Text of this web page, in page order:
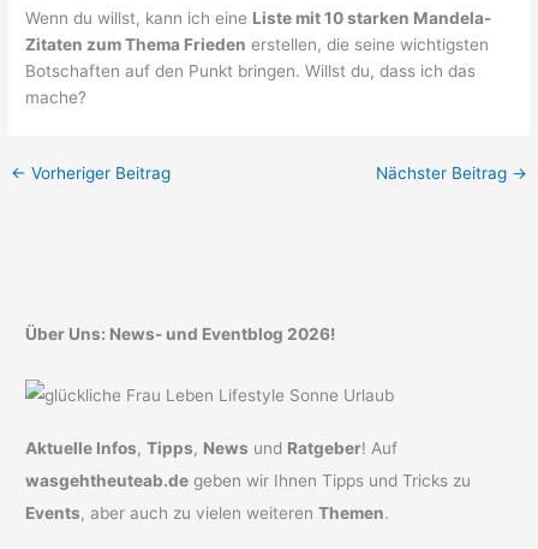
Wenn du willst, kann ich eine Liste mit 10 starken Mandela-
Zitaten zum Thema Frieden erstellen, die seine wichtigsten
Botschaften auf den Punkt bringen. Willst du, dass ich das
mache?
← Vorheriger Beitrag Nächster Beitrag →
Über Uns: News- und Eventblog 2026!
Aktuelle Infos,Tipps, News und Ratgeber! Auf
wasgehtheuteab.de geben wir Ihnen Tipps und Tricks zu
Events, aber auch zu vielen weiterenThemen.